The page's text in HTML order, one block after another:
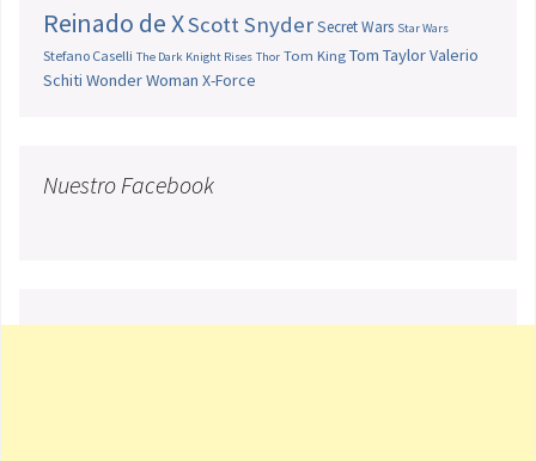
Reinado de XScott SnyderSecret Wars Star Wars
Stefano Caselli The Dark Knight Rises Thor Tom King Tom TaylorValerio
Schiti Wonder Woman X-Force
Nuestro Facebook